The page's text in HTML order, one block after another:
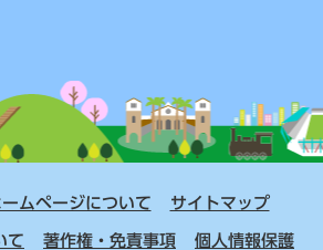
ームページについて サイトマップ
て 著作権・免責事項 個人情報保護